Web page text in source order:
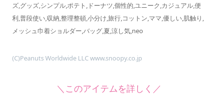
ズ,グッズ,シンプル,ポテト,ドーナツ,個性的,ユニーク,カジュアル,便
利,普段使い,収納,整理整頓,小分け,旅行,コットン,ママ,優しい,肌触り,
メッシュ巾着ショルダー,バッグ,夏,涼し気,neo
(C)Peanuts Worldwide LLC www.snoopy.co.jp
＼このアイテムを詳しく／